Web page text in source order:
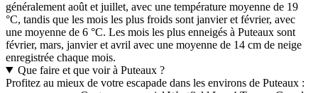
généralement août et juillet, avec une température moyenne de 19
°C, tandis que les mois les plus froids sont janvier et février, avec
une moyenne de 6 °C. Les mois les plus enneigés à Puteaux sont
février, mars, janvier et avril avec une moyenne de 14 cm de neige
enregistrée chaque mois.
Que faire et que voir à Puteaux ?
Profitez au mieux de votre escapade dans les environs de Puteaux :